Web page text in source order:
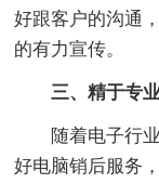
好跟客户的沟通
的有力宣传。
三、精于专
随着电子行
好电脑销后服务